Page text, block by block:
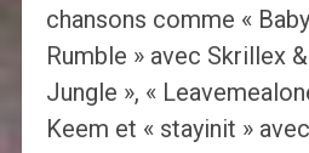
chansons comme «
Rumble » avec Skrillex
Jungle », «
Keem et « stayinit »